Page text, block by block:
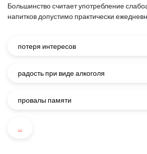
Большинство считает употребление
напитков допустимо практически
потеря интересов
радость при виде алкоголя
провалы памяти
...